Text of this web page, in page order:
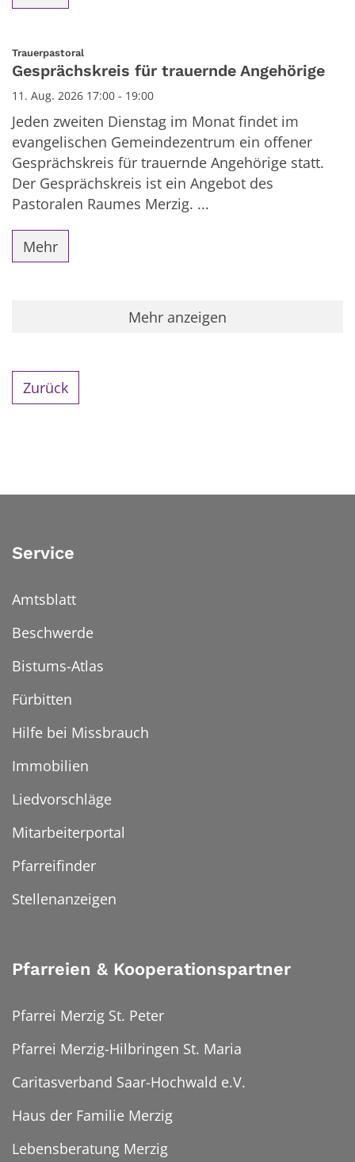
Trauerpastoral:
Gesprächskreis für trauernde Angehörige
11. Aug. 2026 17:00 - 19:00
Jeden zweiten Dienstag im Monat findet im
evangelischen Gemeindezentrum ein offener
Gesprächskreis für trauernde Angehörige statt.
Der Gesprächskreis ist ein Angebot des
Pastoralen Raumes Merzig. ...
Mehr
Mehr anzeigen
Zurück
Service
Amtsblatt
Beschwerde
Bistums-Atlas
Fürbitten
Hilfe bei Missbrauch
Immobilien
Liedvorschläge
Mitarbeiterportal
Pfarreifinder
Stellenanzeigen
Pfarreien & Kooperationspartner
Pfarrei Merzig St. Peter
Pfarrei Merzig-Hilbringen St. Maria
Caritasverband Saar-Hochwald e.V.
Haus der Familie Merzig
Lebensberatung Merzig